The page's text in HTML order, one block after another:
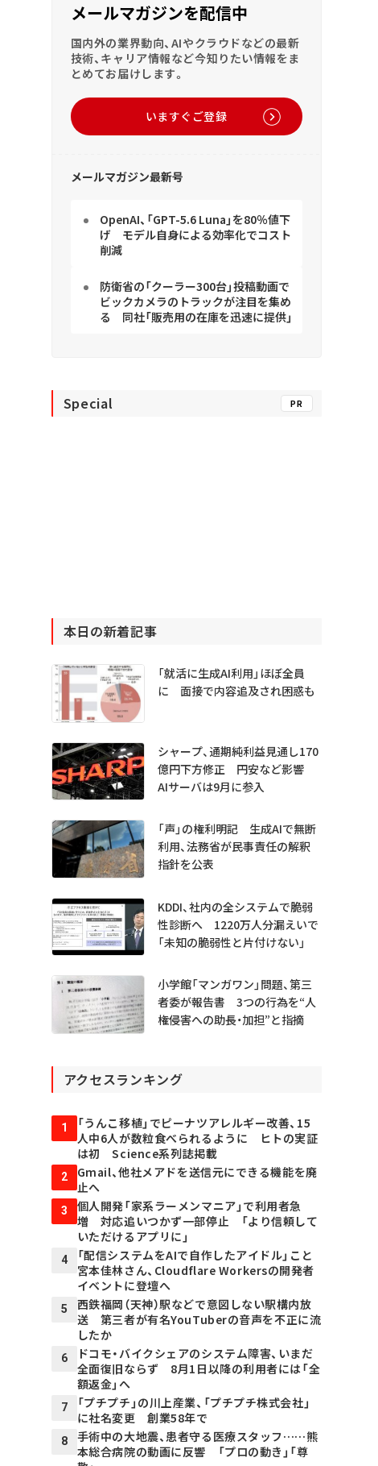
メールマガジンを配信中
国内外の業界動向、AIやクラウドなどの最新
技術、キャリア情報など今知りたい情報をま
とめてお届けします。
いますぐご登録
メールマガジン最新号
OpenAI、「GPT-5.6 Luna」を80％値下
げ モデル自身による効率化でコスト
削減
防衛省の「クーラー300台」投稿動画で
ビックカメラのトラックが注目を集め
る 同社「販売用の在庫を迅速に提供」
Special PR
本日の新着記事
「就活に生成AI利用」ほぼ全員
に 面接で内容追及され困惑も
シャープ、通期純利益見通し170
億円下方修正 円安など影響
AIサーバは9月に参入
「声」の権利明記 生成AIで無断
利用、法務省が民事責任の解釈
指針を公表
KDDI、社内の全システムで脆弱
性診断へ 1220万人分漏えいで
「未知の脆弱性と片付けない」
小学館「マンガワン」問題、第三
者委が報告書 3つの行為を“人
権侵害への助長・加担”と指摘
アクセスランキング
1
「うんこ移植」でピーナツアレルギー改善、15
人中6人が数粒食べられるように ヒトの実証
は初 Science系列誌掲載
2
Gmail、他社メアドを送信元にできる機能を廃
止へ
3
個人開発「家系ラーメンマニア」で利用者急
増 対応追いつかず一部停止 「より信頼して
いただけるアプリに」
4
「配信システムをAIで自作したアイドル」こと
宮本佳林さん、Cloudflare Workersの開発者
イベントに登壇へ
5
西鉄福岡（天神）駅などで意図しない駅構内放
送 第三者が有名YouTuberの音声を不正に流
したか
6
ドコモ・バイクシェアのシステム障害、いまだ
全面復旧ならず 8月1日以降の利用者には「全
額返金」へ
7
「プチプチ」の川上産業、「プチプチ株式会社」
に社名変更 創業58年で
8
手術中の大地震、患者守る医療スタッフ……熊
本総合病院の動画に反響 「プロの動き」「尊